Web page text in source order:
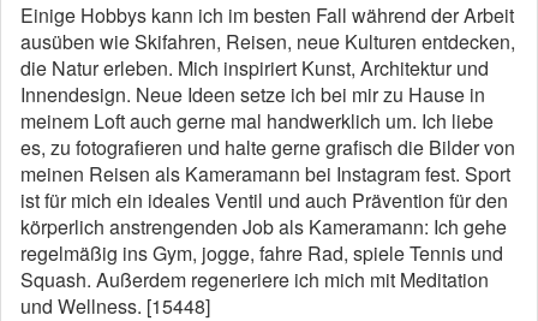
Einige Hobbys kann ich im besten Fall während der Arbeit
ausüben wie Skifahren, Reisen, neue Kulturen entdecken,
die Natur erleben. Mich inspiriert Kunst, Architektur und
Innendesign. Neue Ideen setze ich bei mir zu Hause in
meinem Loft auch gerne mal handwerklich um. Ich liebe
es, zu fotografieren und halte gerne grafisch die Bilder von
meinen Reisen als Kameramann bei Instagram fest. Sport
ist für mich ein ideales Ventil und auch Prävention für den
körperlich anstrengenden Job als Kameramann: Ich gehe
regelmäßig ins Gym, jogge, fahre Rad, spiele Tennis und
Squash. Außerdem regeneriere ich mich mit Meditation
und Wellness. [15448]